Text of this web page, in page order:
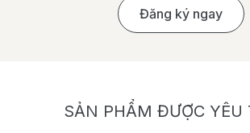
Đăng ký ngay
SẢN PHẨM ĐƯỢC YÊU